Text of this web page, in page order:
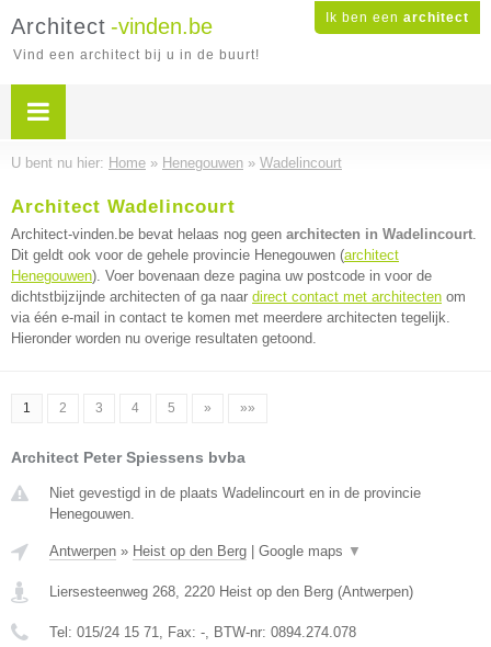
Ik ben een architect
Architect -vinden.be
Vind een architect bij u in de buurt!
U bent nu hier: Home » Henegouwen » Wadelincourt
Architect Wadelincourt
Architect-vinden.be bevat helaas nog geen architecten in Wadelincourt.
Dit geldt ook voor de gehele provincie Henegouwen (architect
Henegouwen). Voer bovenaan deze pagina uw postcode in voor de
dichtstbijzijnde architecten of ga naar direct contact met architecten om
via één e-mail in contact te komen met meerdere architecten tegelijk.
Hieronder worden nu overige resultaten getoond.
1 2 3 4 5 » »»
Architect Peter Spiessens bvba
Niet gevestigd in de plaats Wadelincourt en in de provincie
Henegouwen.
Antwerpen » Heist op den Berg Google maps ▼
Liersesteenweg 268, 2220 Heist op den Berg (Antwerpen)
Tel: 015/24 15 71, Fax: -, BTW-nr: 0894.274.078